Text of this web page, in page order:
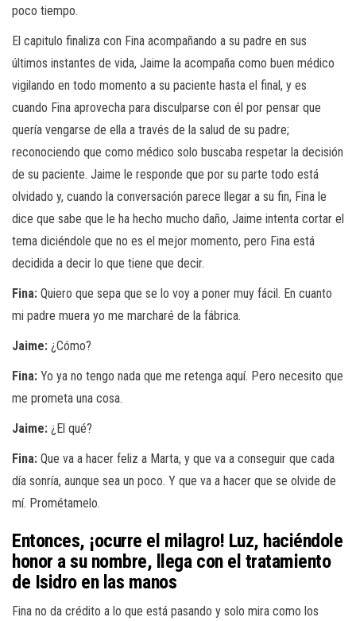
poco tiempo.
El capitulo finaliza con Fina acompañando a su padre en sus
últimos instantes de vida, Jaime la acompaña como buen médico
vigilando en todo momento a su paciente hasta el final, y es
cuando Fina aprovecha para disculparse con él por pensar que
quería vengarse de ella a través de la salud de su padre;
reconociendo que como médico solo buscaba respetar la decisión
de su paciente. Jaime le responde que por su parte todo está
olvidado y, cuando la conversación parece llegar a su fin, Fina le
dice que sabe que le ha hecho mucho daño, Jaime intenta cortar el
tema diciéndole que no es el mejor momento, pero Fina está
decidida a decir lo que tiene que decir.
Fina: Quiero que sepa que se lo voy a poner muy fácil. En cuanto
mi padre muera yo me marcharé de la fábrica.
Jaime: ¿Cómo?
Fina: Yo ya no tengo nada que me retenga aquí. Pero necesito que
me prometa una cosa.
Jaime: ¿El qué?
Fina: Que va a hacer feliz a Marta, y que va a conseguir que cada
día sonría, aunque sea un poco. Y que va a hacer que se olvide de
mí. Prométamelo.
Entonces, ¡ocurre el milagro! Luz, haciéndole
honor a su nombre, llega con el tratamiento
de Isidro en las manos
Fina no da crédito a lo que está pasando y solo mira como los